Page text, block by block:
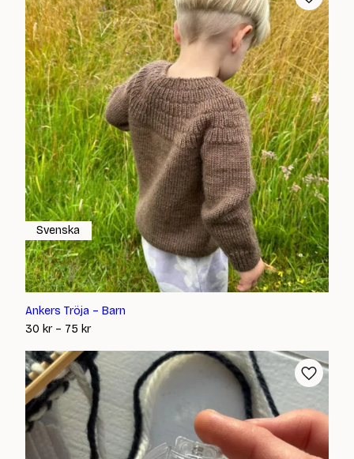
Ankers Tröja – Barn
30 kr – 75 krPrisintervall:
till
75 kr
Svenska